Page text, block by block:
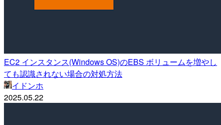
EC2 インスタンス(Windows OS)のEBS ボリュームを増やし
ても認識されない場合の対処方法
イドンホ
2025.05.22